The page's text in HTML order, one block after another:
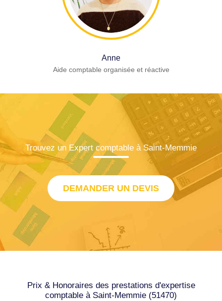
Anne
Aide comptable organisée et réactive
Trouvez un Expert comptable à Saint-Memmie
DEMANDER UN DEVIS
Prix & Honoraires des prestations d'expertise
comptable à Saint-Memmie (51470)